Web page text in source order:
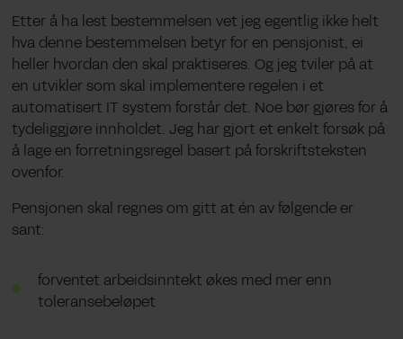
Etter å ha lest bestemmelsen vet jeg egentlig ikke helt
hva denne bestemmelsen betyr for en pensjonist, ei
heller hvordan den skal praktiseres. Og jeg tviler på at
en utvikler som skal implementere regelen i et
automatisert IT system forstår det. Noe bør gjøres for å
tydeliggjøre innholdet. Jeg har gjort et enkelt forsøk på
å lage en forretningsregel basert på forskriftsteksten
ovenfor.
Pensjonen skal regnes om gitt at én av følgende er
sant:
forventet arbeidsinntekt økes med mer enn
toleransebeløpet